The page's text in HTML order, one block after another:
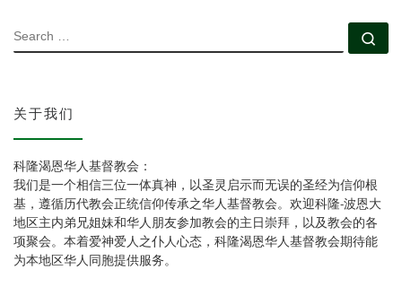
SEARCH
关于我们
科隆渴恩华人基督教会：
我们是一个相信三位一体真神，以圣灵启示而无误的圣经为信仰根
基，遵循历代教会正统信仰传承之华人基督教会。欢迎科隆-波恩大
地区主内弟兄姐妹和华人朋友参加教会的主日崇拜，以及教会的各
项聚会。本着爱神爱人之仆人心态，科隆渴恩华人基督教会期待能
为本地区华人同胞提供服务。